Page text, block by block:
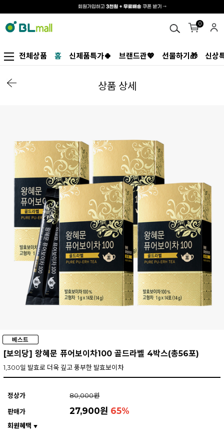
0
전체상품 홈 신제품특가🍀 브랜드관💖 선물하기🎁 신상
상품 상세
[보의당] 왕혜문 퓨어보이차100 골드라벨 4박스(총56포)
1,300일 발효로 더욱 깊고 풍부한 발효보이차
정상가
80,000원
판매가
27,900원 65%
회원혜택 ▼